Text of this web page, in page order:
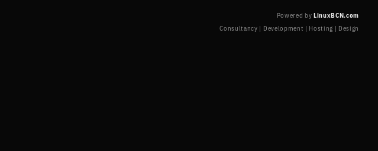
Powered by LinuxBCN.com
Consultancy | Development | Hosting | Design